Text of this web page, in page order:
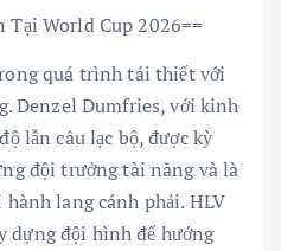
Tại World Cup 2026==
quá trình tái thiết với
Denzel Dumfries, với kinh
lẫn câu lạc bộ, được kỳ
đội trưởng tài năng và là
lang cánh phải. HLV
dựng đội hình để hướng